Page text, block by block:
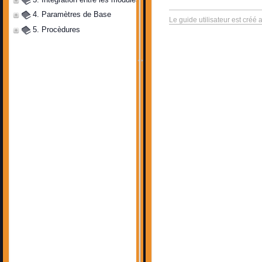
4. Paramètres de Base
5. Procèdures
Le guide utilisateur est créé